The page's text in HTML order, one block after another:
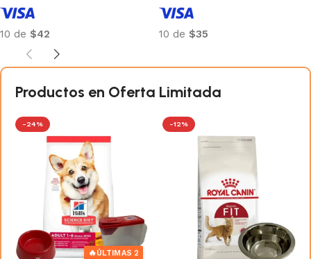
10 de $42
Añadir al carrito
10 de $35
Productos en Oferta Limitada
🔥ÚLTIMAS 2
-24% -12%